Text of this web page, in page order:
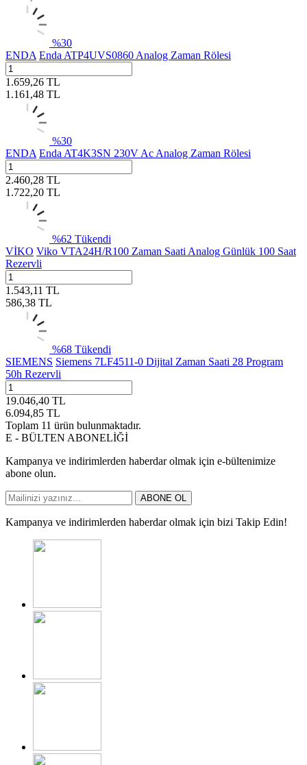
%30
ENDA Enda ATP4UVS0860 Analog Zaman Rölesi
1.659,26 TL
1.161,48 TL
%30
ENDA Enda AT4K3SN 230V Ac Analog Zaman Rölesi
2.460,28 TL
1.722,20 TL
%62 Tükendi
VİKO Viko VTA24H/R100 Zaman Saati Analog Günlük 100 Saat
Rezervli
1.543,11 TL
586,38 TL
%68 Tükendi
SIEMENS Siemens 7LF4511-0 Dijital Zaman Saati 28 Program
50h Rezervli
19.046,40 TL
6.094,85 TL
Toplam 11 ürün bulunmaktadır.
E - BÜLTEN ABONELİĞİ
Kampanya ve indirimlerden haberdar olmak için e-bültenimize
abone olun.
ABONE OL
Kampanya ve indirimlerden haberdar olmak için bizi Takip Edin!